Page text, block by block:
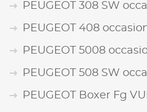
PEUGEOT 308 SW
PEUGEOT 408
PEUGEOT 5008
PEUGEOT 508 SW
PEUGEOT Boxer Fg